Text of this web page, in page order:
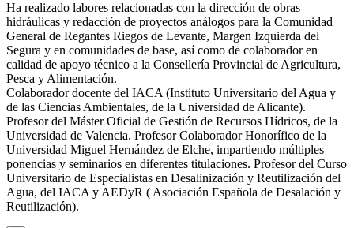
Ha realizado labores relacionadas con la dirección de obras
hidráulicas y redacción de proyectos análogos para la Comunidad
General de Regantes Riegos de Levante, Margen Izquierda del
Segura y en comunidades de base, así como de colaborador en
calidad de apoyo técnico a la Consellería Provincial de Agricultura,
Pesca y Alimentación.
Colaborador docente del IACA (Instituto Universitario del Agua y
de las Ciencias Ambientales, de la Universidad de Alicante).
Profesor del Máster Oficial de Gestión de Recursos Hídricos, de la
Universidad de Valencia. Profesor Colaborador Honorífico de la
Universidad Miguel Hernández de Elche, impartiendo múltiples
ponencias y seminarios en diferentes titulaciones. Profesor del Curso
Universitario de Especialistas en Desalinización y Reutilización del
Agua, del IACA y AEDyR ( Asociación Española de Desalación y
Reutilización).